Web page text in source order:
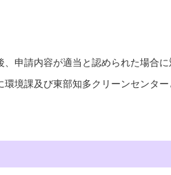
申請内容が適当と認められた場合に
境課及び東部知多クリーンセンタ